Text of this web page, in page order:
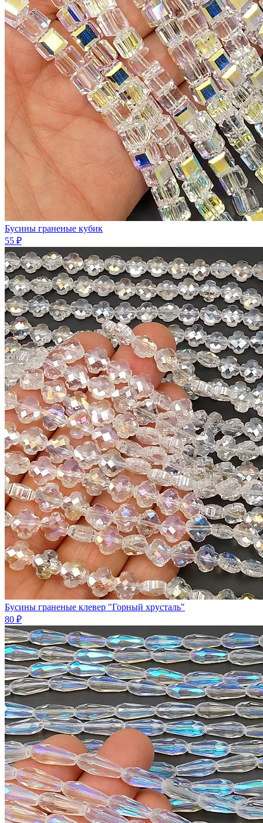
Бусины граненые кубик
55 ₽
Бусины граненые клевер "Горный хрусталь"
80 ₽